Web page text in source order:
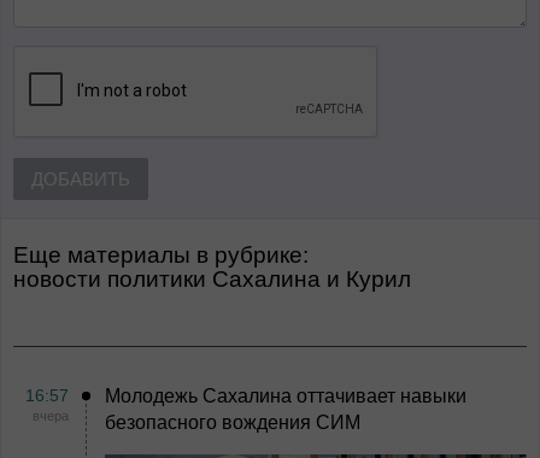
ДОБАВИТЬ
Еще материалы в рубрике:
Новости политики Сахалина и Курил
16:57
вчера
Молодежь Сахалина оттачивает навыки
безопасного вождения СИМ